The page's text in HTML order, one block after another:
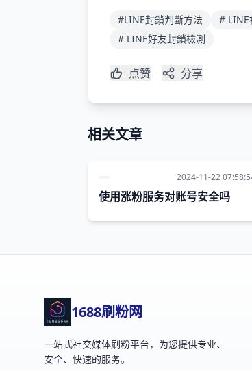
#LINE封鎖判斷方法 # LINE
# LINE好友封鎖檢測
点赞 分享
相关文章
2024-11-22
使用涨粉服务对账号安全吗
1688刷粉网
一站式社交媒体刷粉平台，为您提供专业、
安全、快速的服务。